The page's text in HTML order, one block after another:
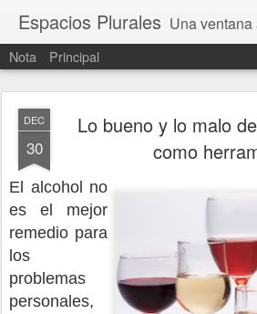
Espacios Plurales Una ventana abierto para tratar problemas que nos afectan a todxs. Temas sociales, educación,
Nota Principal
DEC
30
Lo bueno y lo malo
como
El alcohol no
es el mejor
remedio para
los
problemas
personales,